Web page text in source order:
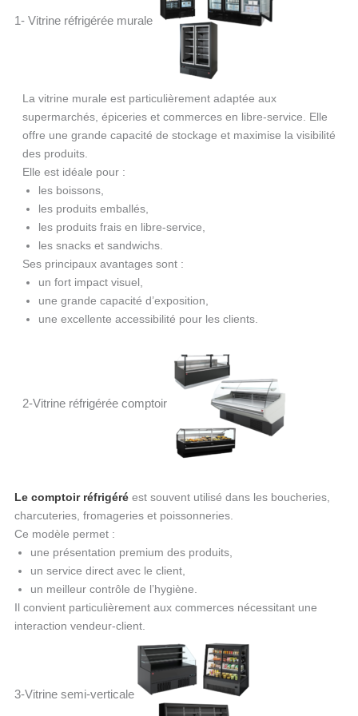
1- Vitrine réfrigérée murale
La vitrine murale est particulièrement adaptée aux
supermarchés, épiceries et commerces en libre-service. Elle
offre une grande capacité de stockage et maximise la visibilité
des produits.
Elle est idéale pour :
les boissons,
les produits emballés,
les produits frais en libre-service,
les snacks et sandwichs.
Ses principaux avantages sont :
un fort impact visuel,
une grande capacité d’exposition,
une excellente accessibilité pour les clients.
2-Vitrine réfrigérée comptoir
Le comptoir réfrigéréest souvent utilisé dans les boucheries,
charcuteries, fromageries et poissonneries.
Ce modèle permet :
une présentation premium des produits,
un service direct avec le client,
un meilleur contrôle de l’hygiène.
Il convient particulièrement aux commerces nécessitant une
interaction vendeur-client.
3-Vitrine semi-verticale